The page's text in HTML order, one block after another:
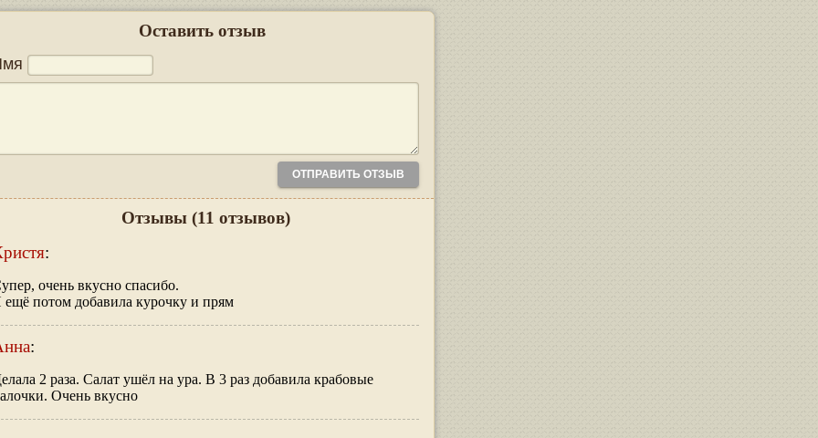
Оставить отзыв
Отзывы (11 отзывов)
:
очень вкусно спасибо.
ещё потом добавила курочку и прям
:
2 раза. Салат ушёл на ура. В 3 раз добавила крабовые
Очень вкусно